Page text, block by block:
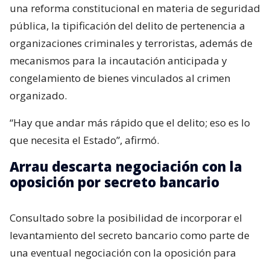
una reforma constitucional en materia de seguridad
pública, la tipificación del delito de pertenencia a
organizaciones criminales y terroristas, además de
mecanismos para la incautación anticipada y
congelamiento de bienes vinculados al crimen
organizado.
“Hay que andar más rápido que el delito; eso es lo
que necesita el Estado”, afirmó.
Arrau descarta negociación con la
oposición por secreto bancario
Consultado sobre la posibilidad de incorporar el
levantamiento del secreto bancario como parte de
una eventual negociación con la oposición para